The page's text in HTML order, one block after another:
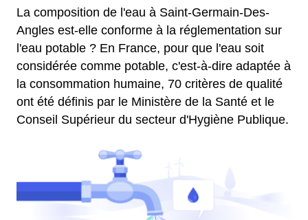
La composition de l'eau à Saint-Germain-Des-
Angles est-elle conforme à la réglementation sur
l'eau potable ? En France, pour que l'eau soit
considérée comme potable, c'est-à-dire adaptée à
la consommation humaine, 70 critères de qualité
ont été définis par le Ministère de la Santé et le
Conseil Supérieur du secteur d'Hygiène Publique.